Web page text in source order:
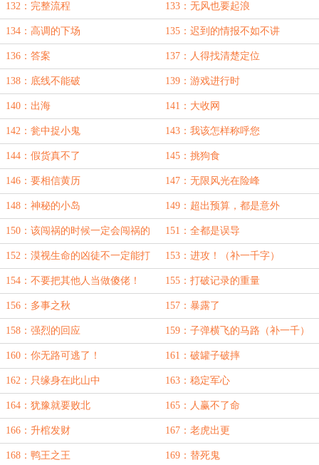
132：完整流程 133：无风也要起浪
134：高调的下场 135：迟到的情报不如不讲
136：答案 137：人得找清楚定位
138：底线不能破 139：游戏进行时
140：出海 141：大收网
142：瓮中捉小鬼 143：我该怎样称呼您
144：假货真不了 145：挑狗食
146：要相信黄历 147：无限风光在险峰
148：神秘的小岛 149：超出预算，都是意外
150：该闯祸的时候一定会闯祸的 151：全都是误导
152：漠视生命的凶徒不一定能打 153：进攻！（补一千字）
154：不要把其他人当做傻佬！ 155：打破记录的重量
156：多事之秋 157：暴露了
158：强烈的回应 159：子弹横飞的马路（补一千）
160：你无路可逃了！ 161：破罐子破摔
162：只缘身在此山中 163：稳定军心
164：犹豫就要败北 165：人赢不了命
166：升棺发财 167：老虎出更
168：鸭王之王 169：替死鬼